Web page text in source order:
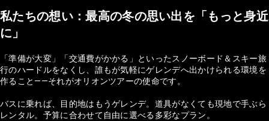
私たちの想い：最高の冬の思い出を「もっと身近
に」
「準備が大変」「交通費がかかる」といったスノーボード＆スキー旅
行のハードルをなくし、誰もが気軽にゲレンデへ出かけられる環境を
作ること——それがオリオンツアーの使命です。
バスに乗れば、目的地はもうゲレンデ。道具がなくても現地で手ぶら
レンタル。予算に合わせて自由に選べる多彩なプラン。